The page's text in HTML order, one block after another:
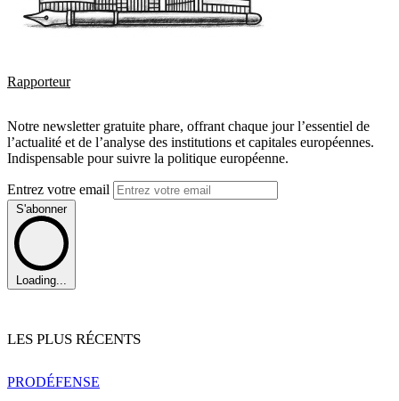
Rapporteur
Notre newsletter gratuite phare, offrant chaque jour l’essentiel de
l’actualité et de l’analyse des institutions et capitales européennes.
Indispensable pour suivre la politique européenne.
Entrez votre email
S'abonner
Loading...
LES PLUS RÉCENTS
PRODÉFENSE